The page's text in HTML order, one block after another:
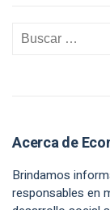
Acerca de
Brindamos
responsables en